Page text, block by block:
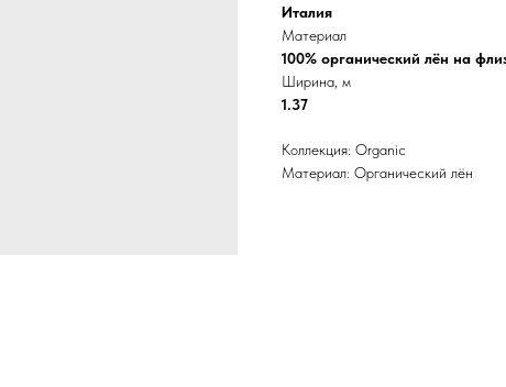
Италия
Материал
100% органический лён на
Ширина, м
1.37
Коллекция: Organic
Материал: Органический лён